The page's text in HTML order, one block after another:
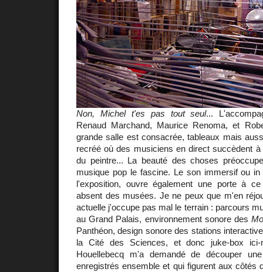
Non, Michel t'es pas tout seul...
Renaud Marchand, Maurice Renoma, et
grande salle est consacrée, tableaux mais
recréé où des musiciens en direct succèdent
du peintre... La beauté des choses
musique pop le fascine. Le son immersif ou
l'exposition, ouvre également une porte à
absent des musées. Je ne peux que m'en
actuelle j'occupe pas mal le terrain : parcours
au Grand Palais, environnement sonore des
Panthéon, design sonore des stations
la Cité des Sciences, et donc juke-box ici-
Houellebecq m'a demandé de découper
enregistrés ensemble et qui figurent aux côtés